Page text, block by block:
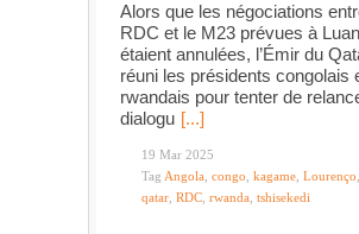
Alors que les négociations
RDC et le M23 prévues à
étaient annulées, l’Émir du
réuni les présidents congolais
rwandais pour tenter de
dialogu [...]
19 Mar 2025
Tag Angola congo kagame Lourenço
qatar RDC rwanda tshisekedi